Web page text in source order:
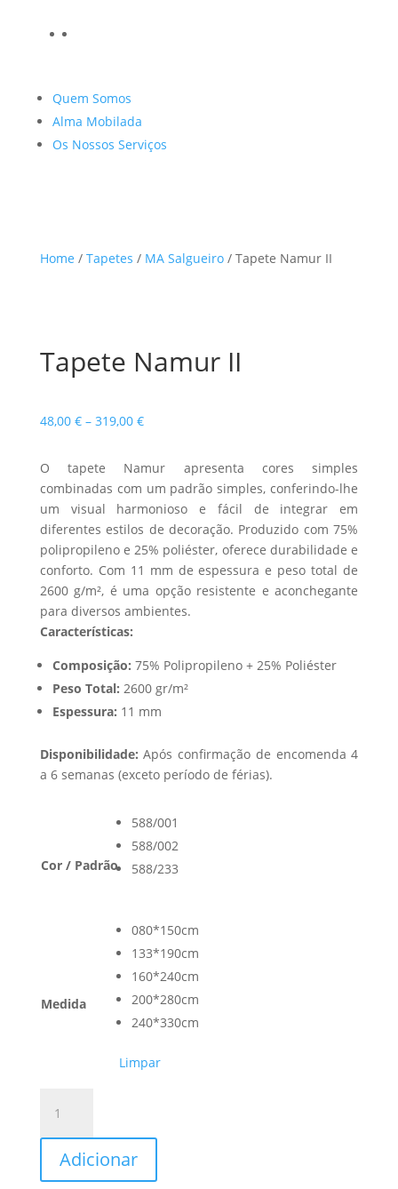
Quem Somos
Alma Mobilada
Os Nossos Serviços
Home / Tapetes / MA Salgueiro/ Tapete Namur II
Tapete Namur II
48,00 € – 319,00 €Price
through
319,00 €
O tapete Namur apresenta cores simples
combinadas com um padrão simples, conferindo-lhe
um visual harmonioso e fácil de integrar em
diferentes estilos de decoração. Produzido com 75%
polipropileno e 25% poliéster, oferece durabilidade e
conforto. Com 11 mm de espessura e peso total de
2600 g/m², é uma opção resistente e aconchegante
para diversos ambientes.
Características:
Composição: 75% Polipropileno + 25% Poliéster
Peso Total: 2600 gr/m²
Espessura: 11 mm
Disponibilidade:Após confirmação de encomenda 4
a 6 semanas (exceto período de férias).
Cor / Padrão
588/001
588/002
588/233
Medida
080*150cm
133*190cm
160*240cm
200*280cm
240*330cm
Limpar
Tapete
Namur
II
Adicionar